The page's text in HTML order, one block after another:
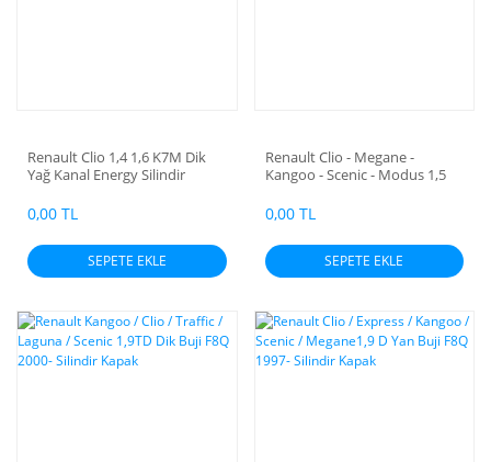
Renault Clio 1,4 1,6 K7M Dik
Yağ Kanal Energy Silindir
0,00 TL
SEPETE EKLE
Renault Clio - Megane -
Kangoo - Scenic - Modus 1,5
704 - 710 - 712 - 722 - 728 - 729
- 750 - 752 - 790 - 794 - 266
Silindir Kapak Euro 3
0,00 TL
SEPETE EKLE